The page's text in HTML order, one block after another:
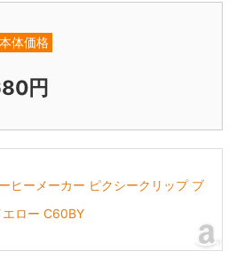
体価格
円
ヒーメーカー ピクシークリップ ブ
ロー C60BY